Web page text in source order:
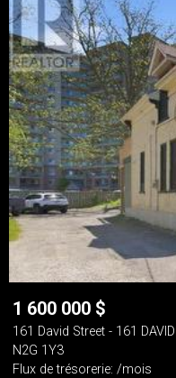
1 600 000 $
161 David Street - 161
N2G 1Y3
Flux de trésorerie: /mois